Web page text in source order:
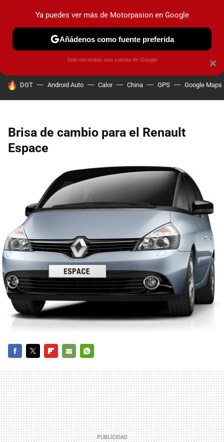
PRUEBAS COCHES ELÉCTRICOS OBSERVATORIO
HOY SE HABLA DE
DGT Android Auto Calor China GPS Google Maps
Brisa de cambio para el Renault
Espace
MAIL
×
Ya puedes ver más de Motorpasion en Google
Añádenos como fuente preferida
Solo necesitas una cuenta de Google